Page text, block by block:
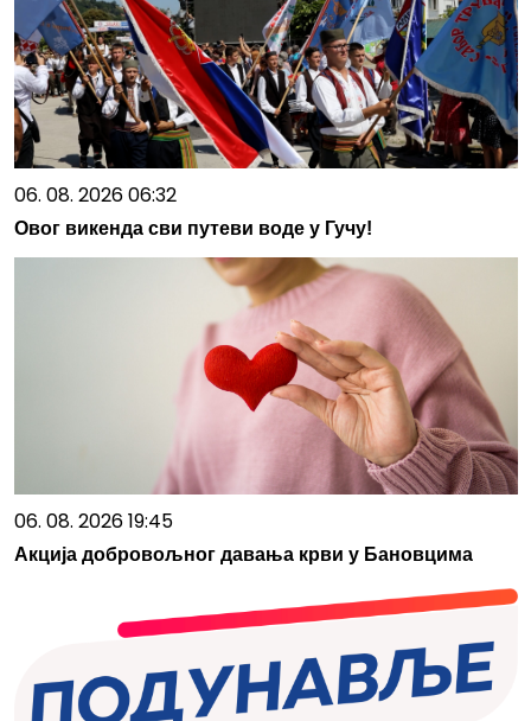
06. 08. 2026 06:32
Овог викенда сви путеви воде у Гучу!
06. 08. 2026 19:45
Акција добровољног давања крви у Бановцима